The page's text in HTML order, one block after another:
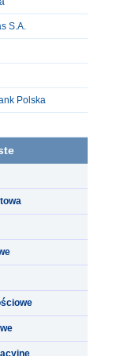
S.A.
Polska